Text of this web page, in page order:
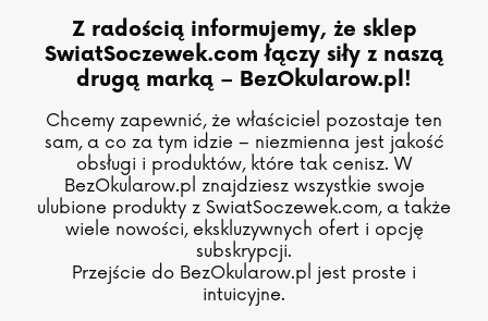
Z radością informujemy, że sklep
SwiatSoczewek.com łączy siły z naszą
drugą marką – BezOkularow.pl!
Chcemy zapewnić, że właściciel pozostaje ten
sam, a co za tym idzie – niezmienna jest jakość
obsługi i produktów, które tak cenisz. W
BezOkularow.pl znajdziesz wszystkie swoje
ulubione produkty z SwiatSoczewek.com, a także
wiele nowości, ekskluzywnych ofert i opcję
subskrypcji.
Przejście do BezOkularow.pl jest proste i
intuicyjne.